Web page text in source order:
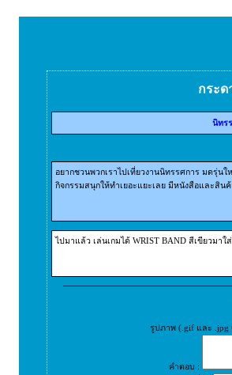
กระ
นิทร
อยากชวนพวกเราไปเที่ยวงานนิทรรศการ มดรุ่น
กิจกรรมสนุกให้ทำเยอะแยะเลย มีหนังสือและสิน
ไปมาแล้ว เล่นเกมได้ WRIST BAND สีเขียวมา
รูปภาพ (.gif และ .jpg
คำตอบ :